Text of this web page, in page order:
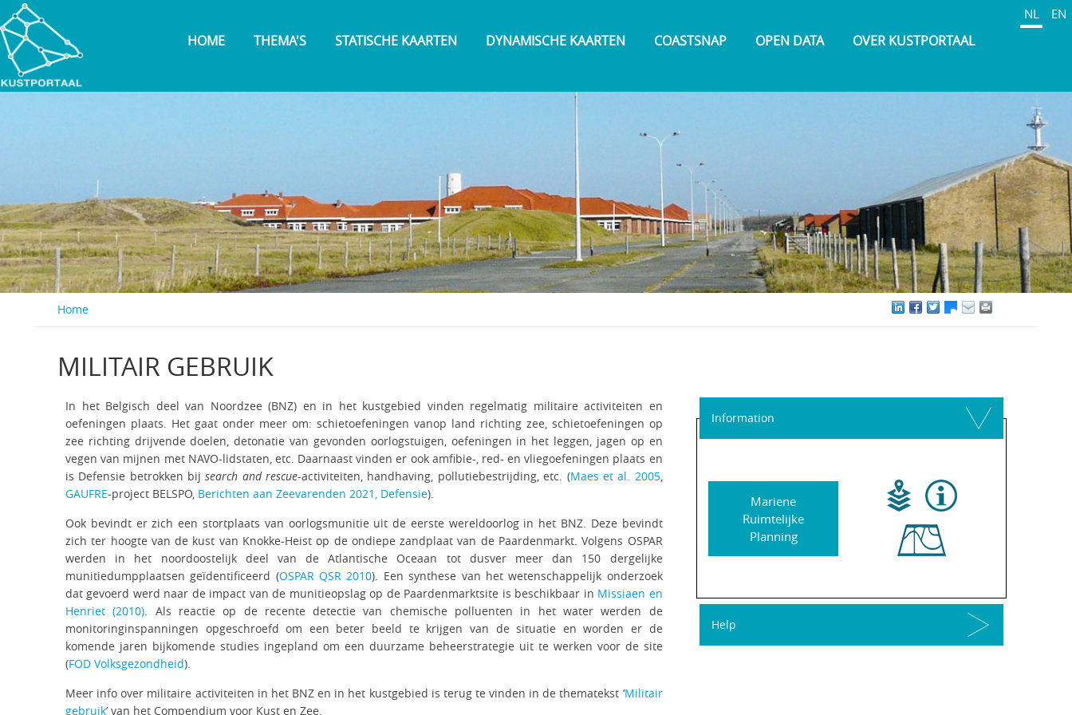
Overslaan
en
naar
de
inhoud
gaan
NL EN
HOME THEMA'S STATISCHE KAARTEN DYNAMISCHE KAARTEN COASTSNAP OPEN DATA OVER KUSTPORTAAL
Home
MILITAIR GEBRUIK
In het Belgisch deel van Noordzee (BNZ) en in het kustgebied vinden regelmatig militaire activiteiten en
oefeningen plaats. Het gaat onder meer om: schietoefeningen vanop land richting zee, schietoefeningen op
zee richting drijvende doelen, detonatie van gevonden oorlogstuigen, oefeningen in het leggen, jagen op en
vegen van mijnen met NAVO-lidstaten, etc. Daarnaast vinden er ook amfibie-, red- en vliegoefeningen plaats en
is Defensie betrokken bijsearch and rescue-activiteiten, handhaving, pollutiebestrijding, etc. (Maes et al. 2005,
GAUFRE-project BELSPO, Berichten aan Zeevarenden 2021, Defensie).
Ook bevindt er zich een stortplaats van oorlogsmunitie uit de eerste wereldoorlog in het BNZ. Deze bevindt
zich ter hoogte van de kust van Knokke-Heist op de ondiepe zandplaat van de Paardenmarkt. Volgens OSPAR
werden in het noordoostelijk deel van de Atlantische Oceaan tot dusver meer dan 150 dergelijke
munitiedumpplaatsen geïdentificeerd (OSPAR QSR 2010). Een synthese van het wetenschappelijk onderzoek
dat gevoerd werd naar de impact van de munitieopslag op de Paardenmarktsite is beschikbaar in Missiaen en
Henriet (2010). Als reactie op de recente detectie van chemische polluenten in het water werden de
monitoringinspanningen opgeschroefd om een beter beeld te krijgen van de situatie en worden er de
komende jaren bijkomende studies ingepland om een duurzame beheerstrategie uit te werken voor de site
(FOD Volksgezondheid).
Meer info over militaire activiteiten in het BNZ en in het kustgebied is terug te vinden in de thematekst ‘Militair
gebruik’ van het Compendium voor Kust en Zee.
Information
Mariene
Ruimtelijke
Planning
Help